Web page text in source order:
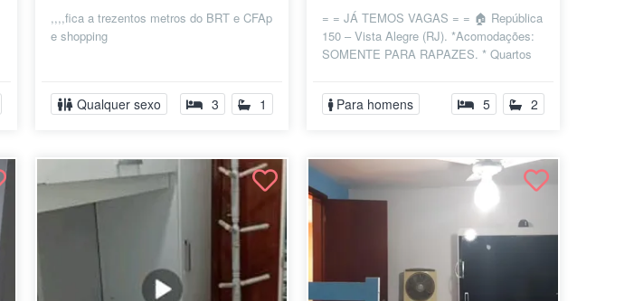
,,,,fica a trezentos metros do BRT e CFAp
e shopping
Qualquer sexo 3 1
= = JÁ TEMOS VAGAS = = 🏠 República
150 – Vista Alegre (RJ). *Acomodações:
SOMENTE PARA RAPAZES. * Quartos
Para homens 5 2